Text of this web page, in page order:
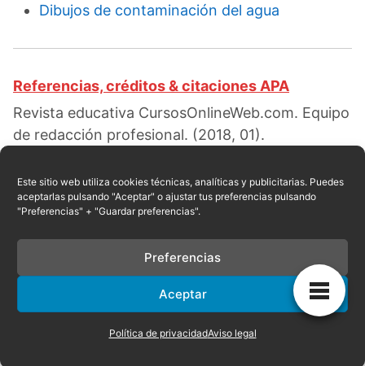
Este sitio web utiliza cookies técnicas, analíticas y publicitarias. Puedes
aceptarlas pulsando "Aceptar" o ajustar tus preferencias pulsando
"Preferencias" + "Guardar preferencias".
Aceptar
Preferencias
Política de privacidadAviso legal
Dibujos de contaminación del agua
Referencias, créditos & citaciones APA
Revista educativa CursosOnlineWeb.com. Equipo
de redacción profesional. (2018, 01).
Escrito por:Carmen L. Valdez. Obtenido en
fecha 08, 2026, desde el sitio web:
https://cursosonlineweb.com/consecuencias-de-
la-contaminacion-del-agua.html
Privacidad|Referencias|Mapa|Contacto